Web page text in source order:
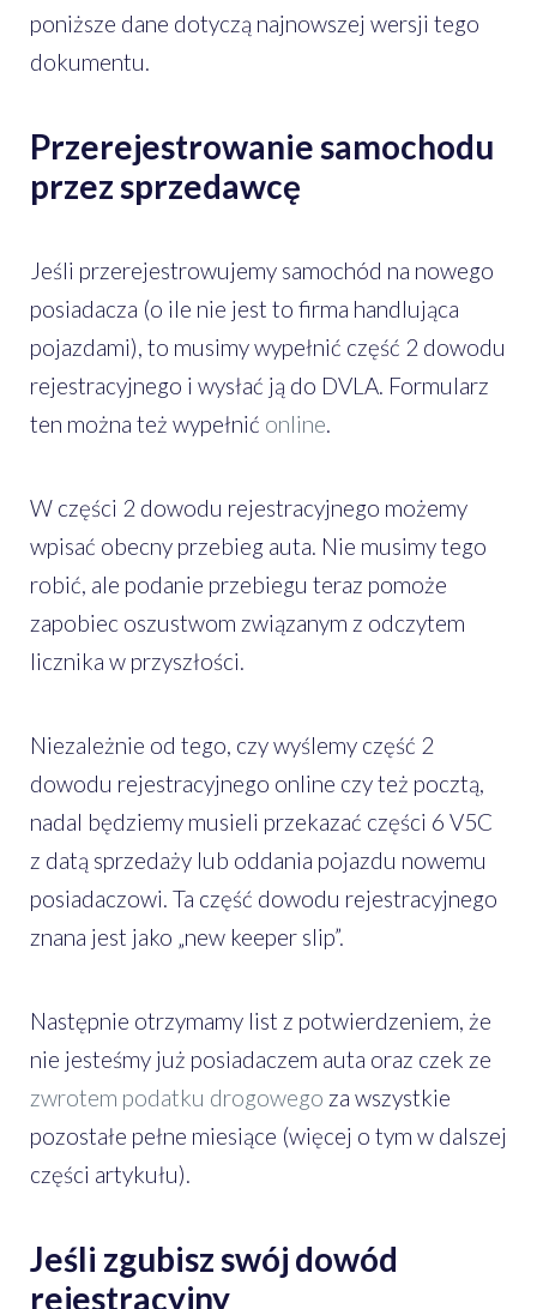
poniższe dane dotyczą najnowszej wersji tego
dokumentu.
Przerejestrowanie samochodu
przez sprzedawcę
Jeśli przerejestrowujemy samochód na nowego
posiadacza (o ile nie jest to firma handlująca
pojazdami), to musimy wypełnić część 2 dowodu
rejestracyjnego i wysłać ją do DVLA. Formularz
ten można też wypełnić online
W części 2 dowodu rejestracyjnego możemy
wpisać obecny przebieg auta. Nie musimy tego
robić, ale podanie przebiegu teraz pomoże
zapobiec oszustwom związanym z odczytem
licznika w przyszłości.
Niezależnie od tego, czy wyślemy część 2
dowodu rejestracyjnego online czy też pocztą,
nadal będziemy musieli przekazać części 6 V5C
z datą sprzedaży lub oddania pojazdu nowemu
posiadaczowi. Ta część dowodu rejestracyjnego
znana jest jako „new keeper slip”.
Następnie otrzymamy list z potwierdzeniem, że
nie jesteśmy już posiadaczem auta oraz czek ze
zwrotem podatku drogowego za wszystkie
pozostałe pełne miesiące (więcej o tym w dalszej
części artykułu).
Jeśli zgubisz swój dowód
rejestracyjny